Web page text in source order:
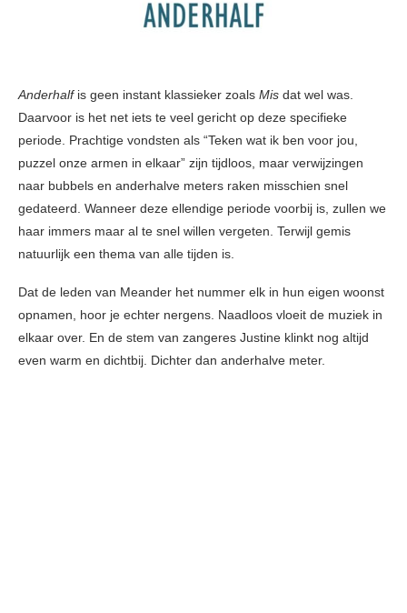
Anderhalfis geen instant klassieker zoals Mis dat wel was.
Daarvoor is het net iets te veel gericht op deze specifieke
periode. Prachtige vondsten als “Teken wat ik ben voor jou,
puzzel onze armen in elkaar” zijn tijdloos, maar verwijzingen
naar bubbels en anderhalve meters raken misschien snel
gedateerd. Wanneer deze ellendige periode voorbij is, zullen we
haar immers maar al te snel willen vergeten. Terwijl gemis
natuurlijk een thema van alle tijden is.
Dat de leden van Meander het nummer elk in hun eigen woonst
opnamen, hoor je echter nergens. Naadloos vloeit de muziek in
elkaar over. En de stem van zangeres Justine klinkt nog altijd
even warm en dichtbij. Dichter dan anderhalve meter.